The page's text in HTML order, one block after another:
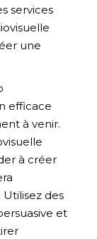
services
une
efficace
à venir.
à créer
des
et